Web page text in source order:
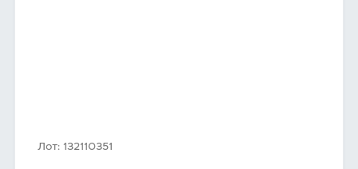
Лот: 132110351